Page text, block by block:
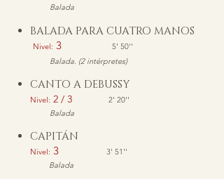
Balada
BALADA PARA CUATRO MANOS
Nivel: 3
5' 50''
Balada. (2 intérpretes)
CANTO A DEBUSSY
Nivel: 2 / 3
2' 20''
Balada
CAPITÁN
Nivel: 3 3' 51 ''
Balada